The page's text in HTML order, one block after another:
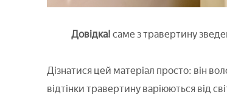
Довідка! саме з травертину
Дізнатися цей матеріал просто: він
відтінки травертину варіюються від